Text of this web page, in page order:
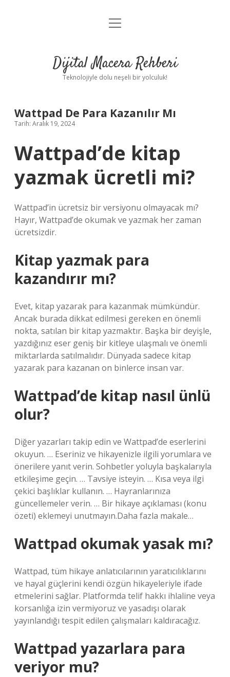
Anasayfa
Yasal Uyarı
menüyü
Dijital Macera Rehberi
Teknolojiyle dolu neşeli bir yolculuk!
Wattpad De Para Kazanılır Mı
Tarih: Aralık 19, 2024
Wattpad’de kitap
yazmak ücretli mi?
Wattpad’in ücretsiz bir versiyonu olmayacak mı?
Hayır, Wattpad’de okumak ve yazmak her zaman
ücretsizdir.
Kitap yazmak para
kazandırır mı?
Evet, kitap yazarak para kazanmak mümkündür.
Ancak burada dikkat edilmesi gereken en önemli
nokta, satılan bir kitap yazmaktır. Başka bir deyişle,
yazdığınız eser geniş bir kitleye ulaşmalı ve önemli
miktarlarda satılmalıdır. Dünyada sadece kitap
yazarak para kazanan on binlerce insan var.
Wattpad’de kitap nasıl ünlü
olur?
Diğer yazarları takip edin ve Wattpad’de eserlerini
okuyun. … Eseriniz ve hikayenizle ilgili yorumlara ve
önerilere yanıt verin. Sohbetler yoluyla başkalarıyla
etkileşime geçin. … Tavsiye isteyin. … Kısa veya ilgi
çekici başlıklar kullanın. … Hayranlarınıza
güncellemeler verin. … Bir hikaye açıklaması (konu
özeti) eklemeyi unutmayın.Daha fazla makale…
Wattpad okumak yasak mı?
Wattpad, tüm hikaye anlatıcılarının yaratıcılıklarını
ve hayal güçlerini kendi özgün hikayeleriyle ifade
etmelerini sağlar. Platformda telif hakkı ihlaline veya
korsanlığa izin vermiyoruz ve yasadışı olarak
yayınlandığı tespit edilen çalışmaları kaldıracağız.
Wattpad yazarlara para
veriyor mu?